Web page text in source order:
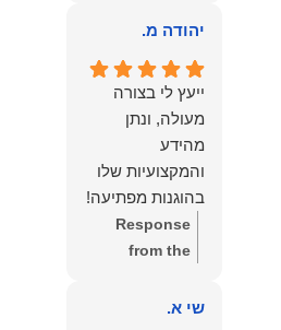
העוצמות
.והצגת אמת
.תודה לכם תמיד
תשאירו לי אור
בעניים .
רבה על המילים
והחמות! כיף
גדול לשמוע
שהרגשת בידיים
טובות. בשביל
הצוות שלנו זה
שווה את הכל.
נשמח תמיד
לעמוד לרשותך!
משרד עורכי דין
יהודה מ.
ייעץ לי בצורה
מעולה, ונתן
מהידע
והמקצועיות שלו
בהוגנות מפתיעה!
Response
from the
יהודה, תודה
שי א.